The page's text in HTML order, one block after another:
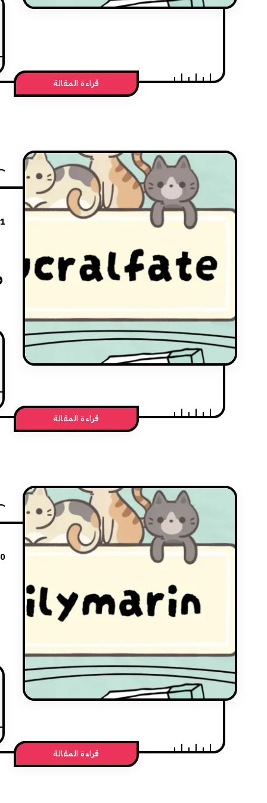
قراءة المقالة
قراءة المقالة
قراءة المقالة